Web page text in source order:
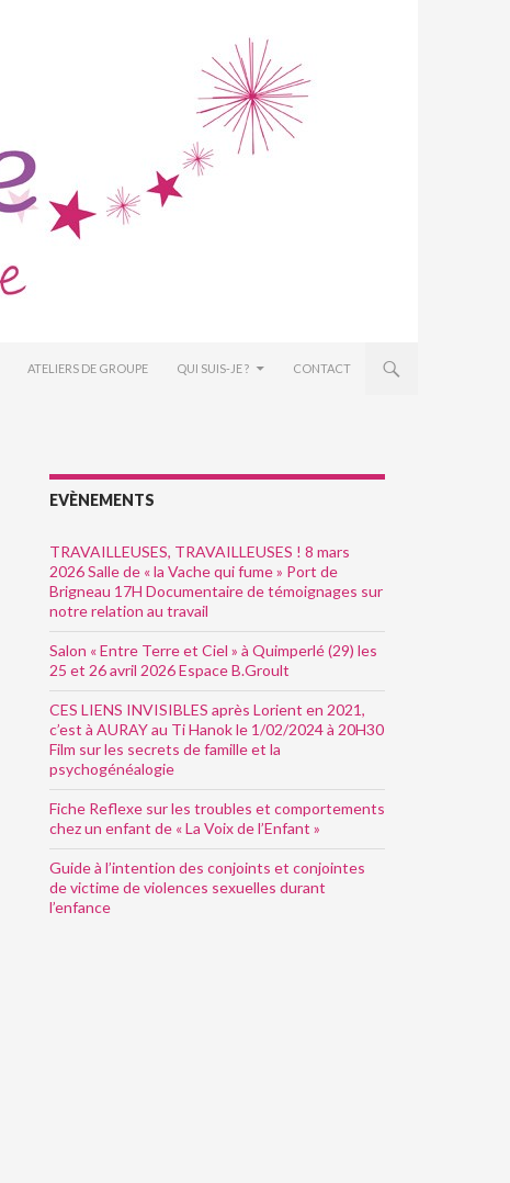
ATELIERS DE GROUPE QUI SUIS-JE ? CONTACT
EVÈNEMENTS
TRAVAILLEUSES, TRAVAILLEUSES ! 8 mars
2026 Salle de « la Vache qui fume » Port de
Brigneau 17H Documentaire de témoignages sur
notre relation au travail
Salon « Entre Terre et Ciel » à Quimperlé (29) les
25 et 26 avril 2026 Espace B.Groult
CES LIENS INVISIBLES après Lorient en 2021,
c’est à AURAY au Ti Hanok le 1/02/2024 à 20H30
Film sur les secrets de famille et la
psychogénéalogie
Fiche Reflexe sur les troubles et comportements
chez un enfant de « La Voix de l’Enfant »
Guide à l’intention des conjoints et conjointes
de victime de violences sexuelles durant
l’enfance